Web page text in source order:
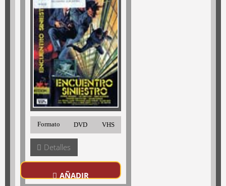
Formato DVD VHS
Detalles
AÑADIR